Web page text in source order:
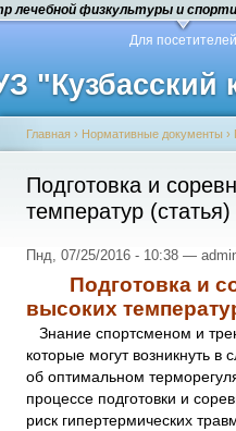
лечебной физкультуры и
Для посетителей
Главная › Нормативные документы ›
Подготовка и
температур (статья)
Пнд, 07/25/2016 - 10:38 —
Подготовка и
высоких
Знание спортсменом и
которые могут возникнуть в
об оптимальном
процессе подготовки и
риск гипертермических